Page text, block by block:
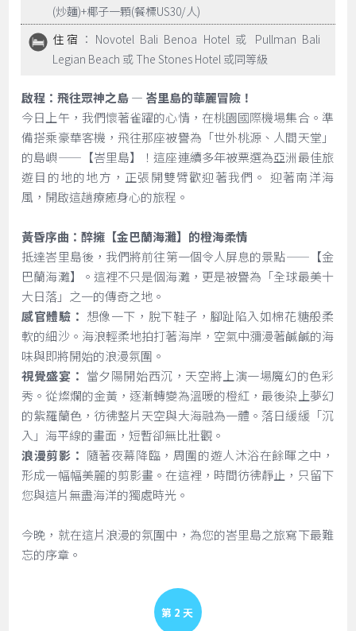
(炒麵)+椰子一顆(餐標US30/人)
住宿 ：Novotel Bali Benoa Hotel 或 Pullman Bali
Legian Beach 或 The Stones Hotel 或同等級
啟程：飛往眾神之島 — 峇里島的華麗冒險！
今日上午，我們懷著雀躍的心情，在桃園國際機場集合。準
備搭乘豪華客機，飛往那座被譽為「世外桃源、人間天堂」
的島嶼——【峇里島】！這座連續多年被票選為亞洲最佳旅
遊目的地的地方，正張開雙臂歡迎著我們。 迎著南洋海
風，開啟這趟療癒身心的旅程。
黃昏序曲：醉擁【金巴蘭海灘】的橙海柔情
抵達峇里島後，我們將前往第一個令人屏息的景點——【金
巴蘭海灘】。這裡不只是個海灘，更是被譽為「全球最美十
大日落」之一的傳奇之地。
感官體驗： 想像一下，脫下鞋子，腳趾陷入如棉花糖般柔
軟的細沙。海浪輕柔地拍打著海岸，空氣中瀰漫著鹹鹹的海
味與即將開始的浪漫氛圍。
視覺盛宴： 當夕陽開始西沉，天空將上演一場魔幻的色彩
秀。從燦爛的金黃，逐漸轉變為溫暖的橙紅，最後染上夢幻
的紫羅蘭色，彷彿整片天空與大海融為一體。落日緩緩「沉
入」海平線的畫面，短暫卻無比壯觀。
浪漫剪影： 隨著夜幕降臨，周圍的遊人沐浴在餘暉之中，
形成一幅幅美麗的剪影畫。在這裡，時間彷彿靜止，只留下
您與這片無盡海洋的獨處時光。
今晚，就在這片浪漫的氛圍中，為您的峇里島之旅寫下最難
忘的序章。
Day 2